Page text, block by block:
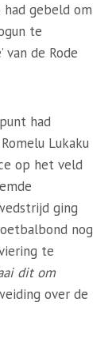
gebeld om
te
van de Rode
had
Lukaku
op het veld
ging
nog
te
dit om
over de